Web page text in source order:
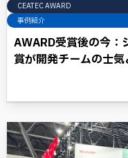
CEATEC AWARD
事例紹介
AWARD受賞後の今
賞が開発チームの士